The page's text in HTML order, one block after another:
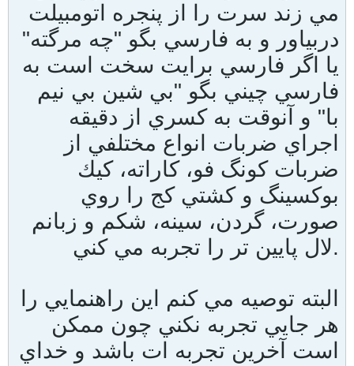
مي زند سرت را از پنجره اتومبيلت
دربياور و به فارسي بگو "چه مرگته"
يا اگر فارسي برايت سخت است به
فارسي چيني بگو "بي شين بي نيم
با" و آنوقت به كسري از دقيقه
اجراي ضربات انواع مختلفي از
ضربات كونگ فو، كاراته، كيك
بوكسينگ و كشتي كج را روي
صورت، گردن، سينه، شكم و زبانم
لال پايين تر را تجربه مي كني.
البته توصيه مي كنم اين راهنمايي را
هر جايي تجربه نكني چون ممكن
است آخرين تجربه ات باشد و خداي